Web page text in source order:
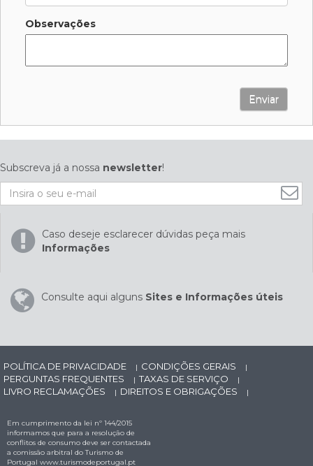
Observações
Subscreva já a nossa newsletter!
Caso deseje esclarecer dúvidas peça mais
Informações
Consulte aqui alguns Sites e Informações úteis
POLÍTICA DE PRIVACIDADE | CONDIÇÕES GERAIS |
PERGUNTAS FREQUENTES | TAXAS DE SERVIÇO |
LIVRO RECLAMAÇÕES | DIREITOS E OBRIGAÇÕES |
Em cumprimento da lei nº 144/2015
informamos que para a resolução de
conflitos de consumo deve ser contactada
a comissão arbitral do Turismo de
Portugal www.turismodeportugal.pt